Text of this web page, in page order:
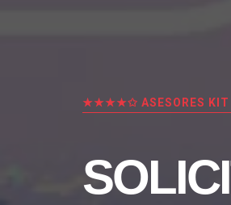
★★★★✩ ASESORES KIT